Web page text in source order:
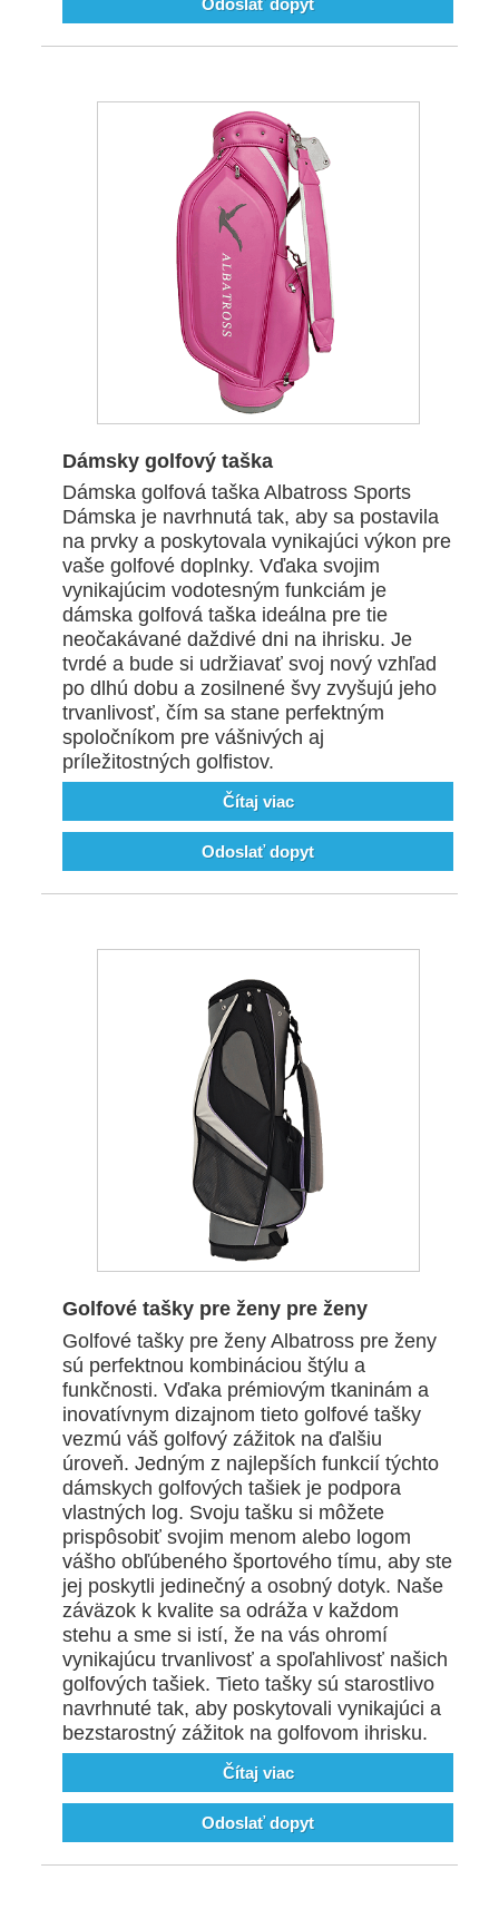
Dámsky golfový taška
Dámska golfová taška Albatross Sports
Dámska je navrhnutá tak, aby sa postavila
na prvky a poskytovala vynikajúci výkon pre
vaše golfové doplnky. Vďaka svojim
vynikajúcim vodotesným funkciám je
dámska golfová taška ideálna pre tie
neočakávané daždivé dni na ihrisku. Je
tvrdé a bude si udržiavať svoj nový vzhľad
po dlhú dobu a zosilnené švy zvyšujú jeho
trvanlivosť, čím sa stane perfektným
spoločníkom pre vášnivých aj
príležitostných golfistov.
Čítaj viac
Odoslať dopyt
Golfové tašky pre ženy pre ženy
Golfové tašky pre ženy Albatross pre ženy
sú perfektnou kombináciou štýlu a
funkčnosti. Vďaka prémiovým tkaninám a
inovatívnym dizajnom tieto golfové tašky
vezmú váš golfový zážitok na ďalšiu
úroveň. Jedným z najlepších funkcií týchto
dámskych golfových tašiek je podpora
vlastných log. Svoju tašku si môžete
prispôsobiť svojim menom alebo logom
vášho obľúbeného športového tímu, aby ste
jej poskytli jedinečný a osobný dotyk. Naše
záväzok k kvalite sa odráža v každom
stehu a sme si istí, že na vás ohromí
vynikajúcu trvanlivosť a spoľahlivosť našich
golfových tašiek. Tieto tašky sú starostlivo
navrhnuté tak, aby poskytovali vynikajúci a
bezstarostný zážitok na golfovom ihrisku.
Čítaj viac
Odoslať dopyt